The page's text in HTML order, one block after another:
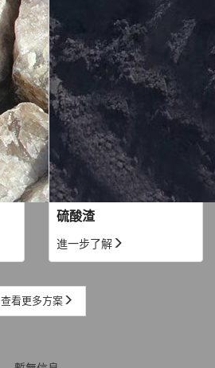
硫酸渣
進一步了解
查看更多方案